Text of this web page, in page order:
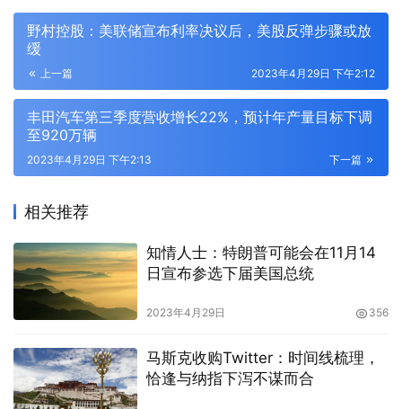
野村控股：美联储宣布利率决议后，美股反弹步骤或放
缓
上一篇 2023年4月29日 下午2:12
丰田汽车第三季度营收增长22%，预计年产量目标下调
至920万辆
下一篇
2023年4月29日 下午2:13
相关推荐
知情人士：特朗普可能会在11月14
日宣布参选下届美国总统
2023年4月29日 356
马斯克收购Twitter：时间线梳理，
恰逢与纳指下泻不谋而合